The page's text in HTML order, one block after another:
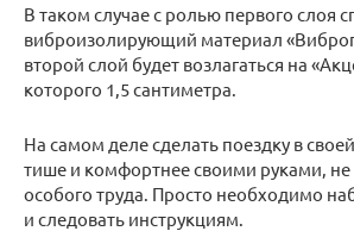
В таком случае с ролью первого слоя
виброизолирующий материал
второй слой будет возлагаться на
которого 1,5 сантиметра.
На самом деле сделать поездку в
тише и комфортнее своими руками, не
особого труда. Просто необходимо
и следовать инструкциям.